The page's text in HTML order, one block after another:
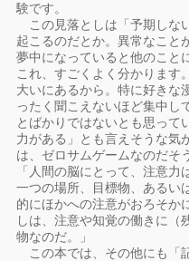
験です。
この見落としは「予期しな
起こるのだとか。異常なこと
夢中になっていると他のこ
これ、すごくよく分かります
大いにあるから。特に好きな
ったく聞こえないほど集中し
とばかりではないとも思って
力がある」とも言えそうな気
は、ゼロサムゲームなのだそ
「人間の脳にとって、注意力
一つの場所、目標物、あるい
的にほかへの注意がおろそか
しは、注意や知覚の働きに（
物なのだ。」
この本では、その他にも「